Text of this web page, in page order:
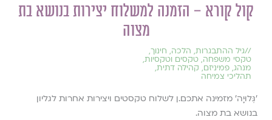
קול קורא – הזמנה למשלוח יצירות בנושא בת
מצוה
//גיל ההתבגרות, הלכה, חינוך,
טקסי משפחה, טקסים וטקסיות,
מנהג, פמיניזם, קהילה דתית,
תהליכי צמיחה
׳גְּלוּיָה׳ מזמינה אתכם.ן לשלוח טקסטים ויצירות אחרות לגליון
בנושא בת מצוה.